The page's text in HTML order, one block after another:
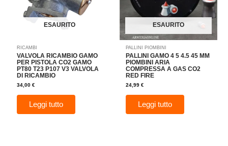
ESAURITO
RICAMBI
VALVOLA RICAMBIO GAMO
PER PISTOLA CO2 GAMO
PT80 T23 P107 V3 VALVOLA
DI RICAMBIO
34,00€
Leggi tutto
ESAURITO
PALLINI PIOMBINI
PALLINI GAMO 4 5 4.5 45 MM
PIOMBINI ARIA
COMPRESSA A GAS CO2
RED FIRE
24,99€
Leggi tutto